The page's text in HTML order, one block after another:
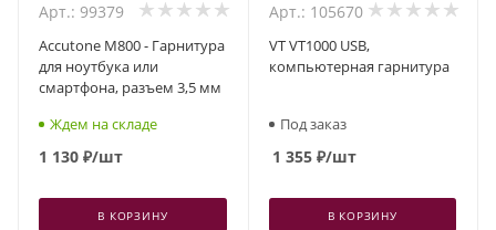
Арт.: 99379
Accutone M800 - Гарнитура
для ноутбука или
смартфона, разъем 3,5 мм
Ждем на складе
1 130 ₽/шт
В КОРЗИНУ
Арт.: 105670
VT VT1000 USB,
компьютерная гарнитура
Под заказ
1 355₽/шт
В КОРЗИНУ